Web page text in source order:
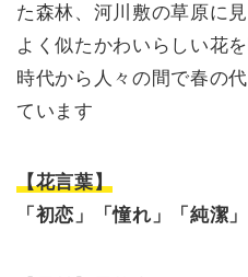
た森林、河川敷の草原に
よく似たかわいらしい花
時代から人々の間で春の
ています
【花言葉】
「初恋」「憧れ」「純潔」